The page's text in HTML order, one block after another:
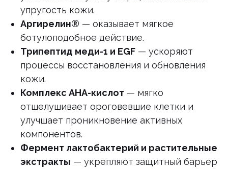
упругость кожи.
Аргирелин® — оказывает мягкое
ботулоподобное действие.
Трипептид меди-1 и EGF — ускоряют
процессы восстановления и обновления
кожи.
Комплекс AHA-кислот — мягко
отшелушивает ороговевшие клетки и
улучшает проникновение активных
компонентов.
Фермент лактобактерий и растительные
экстракты — укрепляют защитный барьер